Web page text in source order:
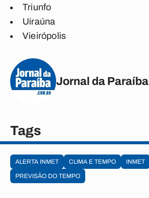
Triunfo
Uiraúna
Vieirópolis
Jornal da Paraíba
Tags
ALERTA INMET CLIMA E TEMPO INMET
PREVISÃO DO TEMPO